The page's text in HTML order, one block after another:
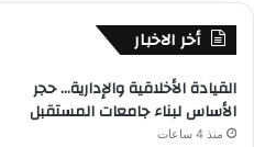
أخر الاخبار
القيادة الأخلاقية والإدارية… حجر
الأساس لبناء جامعات المستقبل
منذ 4 ساعات